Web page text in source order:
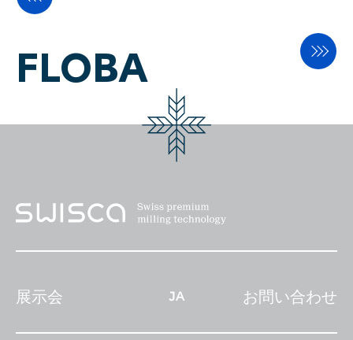
簡単で、信頼性が高く、頑丈で
す。
FLOBA
展示会 JA お問い合わせ